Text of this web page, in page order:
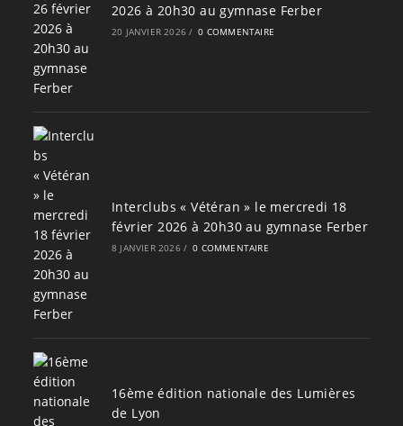
2026 à 20h30 au gymnase Ferber
20 JANVIER 2026 / 0 COMMENTAIRE
Interclubs « Vétéran » le mercredi 18
février 2026 à 20h30 au gymnase Ferber
8 JANVIER 2026 / 0 COMMENTAIRE
16ème édition nationale des Lumières
de Lyon